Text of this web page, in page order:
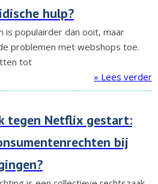
hulp?
is populairder dan ooit, maar
problemen met webshops toe.
tot
» Lees verder
tegen Netflix gestart:
bij